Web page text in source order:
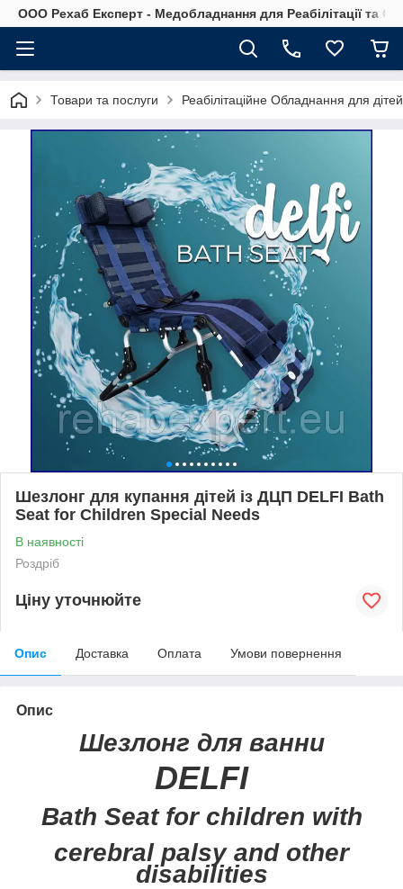
OOO Рехаб Експерт - Медобладнання для Реабілітації та
Товари та послуги Реабілітаційне Обладнання для
Шезлонг для купання дітей із ДЦП DELFI Bath
Seat for Children Special Needs
В наявності
Роздріб
Ціну уточнюйте
Опис Доставка Оплата Умови повернення
Опис
Шезлонг для ванни
DELFI
Bath Seat for children with
cerebral palsy and other
disabilities